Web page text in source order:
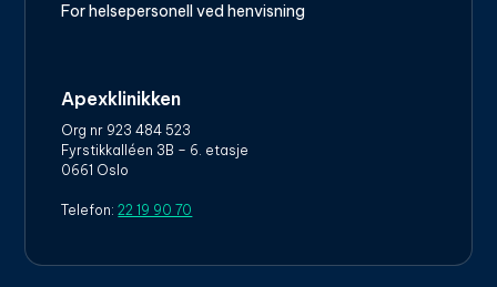
For helsepersonell ved henvisning
Apexklinikken
Org nr 923 484 523
Fyrstikkalléen 3B – 6. etasje
0661 Oslo
Telefon:22 19 90 70